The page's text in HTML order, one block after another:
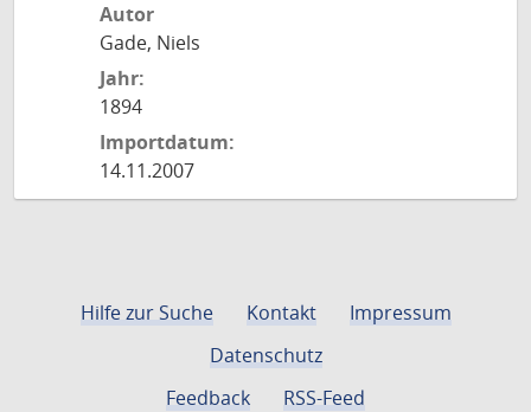
Autor
Gade, Niels
Jahr:
1894
Importdatum:
14.11.2007
Hilfe zur Suche Kontakt
Impressum
Datenschutz
Feedback
RSS-Feed